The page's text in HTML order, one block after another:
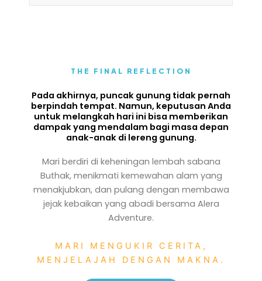
THE FINAL REFLECTION
Pada akhirnya, puncak gunung tidak pernah
berpindah tempat. Namun, keputusan Anda
untuk melangkah hari ini bisa memberikan
dampak yang mendalam bagi masa depan
anak-anak di lereng gunung.
Mari berdiri di keheningan lembah sabana
Buthak, menikmati kemewahan alam yang
menakjubkan, dan pulang dengan membawa
jejak kebaikan yang abadi bersama Alera
Adventure.
MARI MENGUKIR CERITA,
MENJELAJAH DENGAN MAKNA.